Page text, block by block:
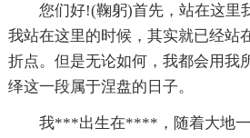
您们好!(鞠躬)首先，站在这里
我站在这里的时候，其实就已经站
折点。但是无论如何，我都会用我
绎这一段属于涅盘的日子。
我***出生在****，随着大地一